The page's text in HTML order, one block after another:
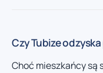
Czy Tubize
Choć mieszkańcy są